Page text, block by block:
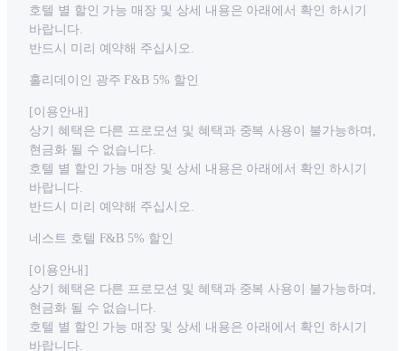
호텔 별 할인 가능 매장 및 상세 내용은 아래에서 확인 하시기
바랍니다.
반드시 미리 예약해 주십시오.
홀리데이인 광주 F&B 5% 할인
[이용안내]
상기 혜택은 다른 프로모션 및 혜택과 중복 사용이 불가능하며,
현금화 될 수 없습니다.
호텔 별 할인 가능 매장 및 상세 내용은 아래에서 확인 하시기
바랍니다.
반드시 미리 예약해 주십시오.
네스트 호텔 F&B 5% 할인
[이용안내]
상기 혜택은 다른 프로모션 및 혜택과 중복 사용이 불가능하며,
현금화 될 수 없습니다.
호텔 별 할인 가능 매장 및 상세 내용은 아래에서 확인 하시기
바랍니다.